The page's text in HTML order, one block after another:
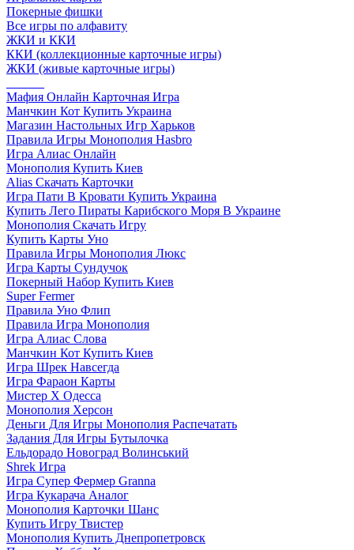
Покерные фишки
Все игры по алфавиту
ЖКИ и ККИ
ККИ (коллекционные карточные игры)
ЖКИ (живые карточные игры)
Мафия Онлайн Карточная Игра
Манчкин Кот Купить Украина
Магазин Настольных Игр Харьков
Правила Игры Монополия Hasbro
Игра Алиас Онлайн
Монополия Купить Киев
Alias Скачать Карточки
Игра Пати В Кровати Купить Украина
Купить Лего Пираты Карибского Моря В Украине
Монополия Скачать Игру
Купить Карты Уно
Правила Игры Монополия Люкс
Игра Карты Сундучок
Покерный Набор Купить Киев
Super Fermer
Правила Уно Флип
Правила Игра Монополия
Игра Алиас Слова
Манчкин Кот Купить Киев
Игра Шрек Навсегда
Игра Фараон Карты
Мистер Х Одесса
Монополия Херсон
Деньги Для Игры Монополия Распечатать
Задания Для Игры Бутылочка
Ельдорадо Новоград Волинський
Shrek Игра
Игра Супер Фермер Granna
Игра Кукарача Аналог
Монополия Карточки Шанс
Купить Игру Твистер
Монополия Купить Днепропетровск